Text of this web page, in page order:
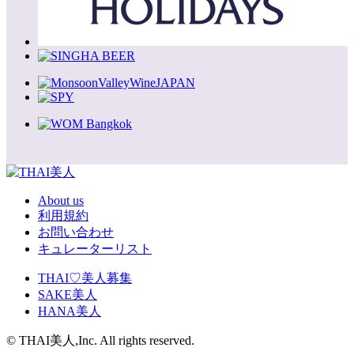
About us
利用規約
お問い合わせ
キュレーターリスト
THAI♡美人募集
SAKE美人
HANA美人
© THAI美人,Inc. All rights reserved.